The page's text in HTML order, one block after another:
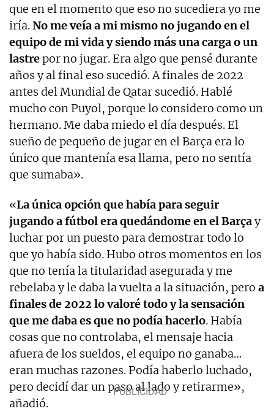
que en el momento que eso no sucediera yo me
iría.No me veía a mi mismo no jugando en el
equipo de mi vida y siendo más una cargao un
lastrepor no jugar. Era algo que pensé durante
años y al final eso sucedió. A finales de 2022
antes del Mundial de Qatar sucedió. Hablé
mucho con Puyol, porque lo considero como un
hermano. Me daba miedo el día después. El
sueño de pequeño de jugar en el Barça era lo
único que mantenía esa llama, pero no sentía
que sumaba».
«La única opción que había para seguir
jugando a fútbol era quedándome en el Barçay
luchar por un puesto para demostrar todo lo
que yo había sido. Hubo otros momentos en los
que no tenía la titularidad asegurada y me
rebelaba y le daba la vuelta a la situación, pero a
finales de 2022 lo valoré todo y la sensación
que me daba es que no podía hacerlo. Había
cosas que no controlaba, el mensaje hacia
afuera de los sueldos, el equipo no ganaba…
eran muchas razones. Podía haberlo luchado,
pero decidí dar un paso al lado y retirarme»,
añadió.